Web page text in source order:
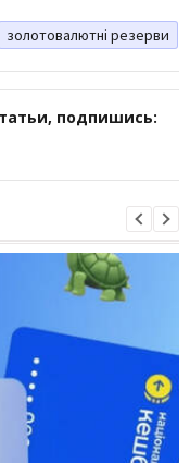
золотовалютні резерви
подпишись: